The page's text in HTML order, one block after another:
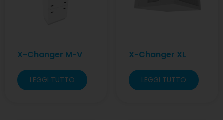
X-Changer M-V
LEGGI TUTTO
X-Changer XL
LEGGI TUTTO